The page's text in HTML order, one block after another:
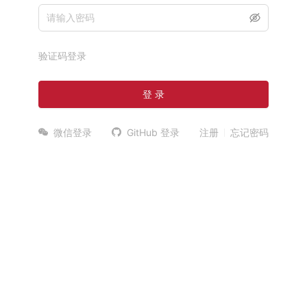
验证码登录
登 录
微信登录 GitHub 登录 注册 忘记密码